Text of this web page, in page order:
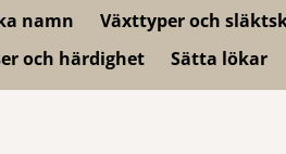
namn Växttyper och
och härdighet Sätta lökar